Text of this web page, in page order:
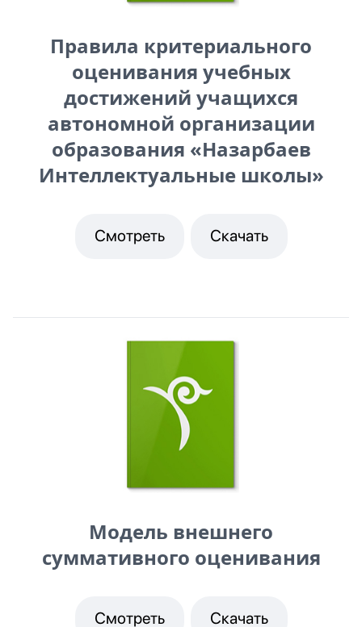
Правила критериального
оценивания учебных
достижений учащихся
автономной организации
образования «Назарбаев
Интеллектуальные школы»
Смотреть Скачать
Модель внешнего
суммативного оценивания
Смотреть Скачать